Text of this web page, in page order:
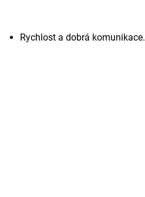
Rychlost a dobrá komunikace.